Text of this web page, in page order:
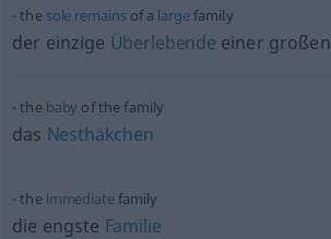
the sole remainsof a largefamily
der einzige Überlebende einer großen
the baby of the family
das Nesthäkchen
the immediatefamily
die engste Familie